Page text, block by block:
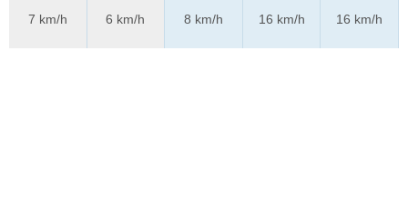
7 km/h
6 km/h
8 km/h
16 km/h
16 km/h